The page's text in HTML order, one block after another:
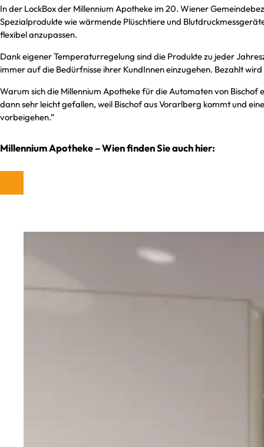
In der LockBox der Millennium Apotheke im 20. Wiener
Spezialprodukte wie wärmende Plüschtiere und
flexibel anzupassen.
Dank eigener Temperaturregelung sind die Produkte zu jeder
immer auf die Bedürfnisse ihrer KundInnen einzugehen. Bezahlt
Warum sich die Millennium Apotheke für die Automaten von
dann sehr leicht gefallen, weil Bischof aus Vorarlberg kommt und
vorbeigehen.”
Millennium Apotheke – Wien finden Sie auch hier: